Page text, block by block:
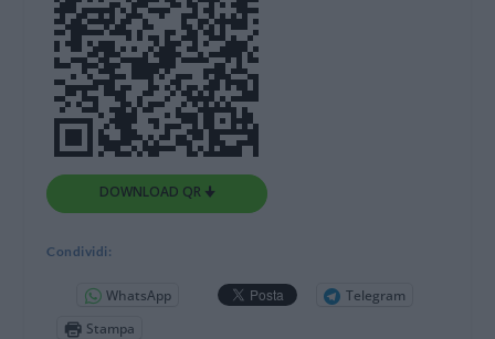
DOWNLOAD QR 🠋
Condividi:
WhatsApp
Telegram
Stampa